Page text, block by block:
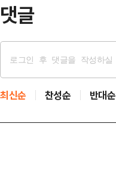
댓글
최신순 찬성순 반대순